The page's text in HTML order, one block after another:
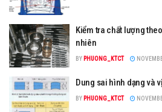
Kiểm tra chất lượng
nhiên
BY PHUONG_KTCT
Dung sai hình dạng và
BY PHUONG_KTCT